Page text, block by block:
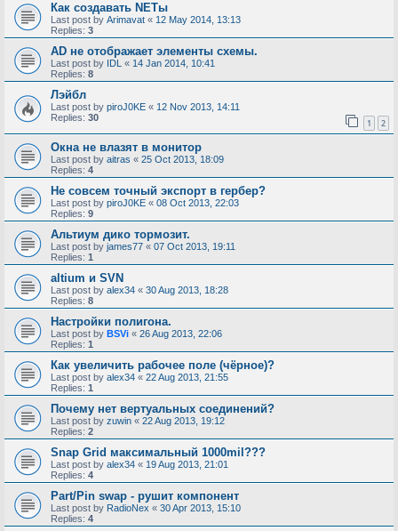
Как создавать NETы
Last post by Arimavat « 12 May 2014, 13:13
Replies: 3
AD не отображает элементы схемы.
Last post by IDL « 14 Jan 2014, 10:41
Replies: 8
Лэйбл
Last post by piroJ0KE « 12 Nov 2013, 14:11
Replies: 30 1 2
Окна не влазят в монитор
Last post by aitras « 25 Oct 2013, 18:09
Replies: 4
Не совсем точный экспорт в гербер?
Last post by piroJ0KE « 08 Oct 2013, 22:03
Replies: 9
Альтиум дико тормозит.
Last post by james77 « 07 Oct 2013, 19:11
Replies: 1
altium и SVN
Last post by alex34 « 30 Aug 2013, 18:28
Replies: 8
Настройки полигона.
Last post by BSVi « 26 Aug 2013, 22:06
Replies: 1
Как увеличить рабочее поле (чёрное)?
Last post by alex34 « 22 Aug 2013, 21:55
Replies: 1
Почему нет вертуальных соединений?
Last post by zuwin « 22 Aug 2013, 19:12
Replies: 2
Snap Grid максимальный 1000mil???
Last post by alex34 « 19 Aug 2013, 21:01
Replies: 4
Part/Pin swap - рушит компонент
Last post by RadioNex « 30 Apr 2013, 15:10
Replies: 4